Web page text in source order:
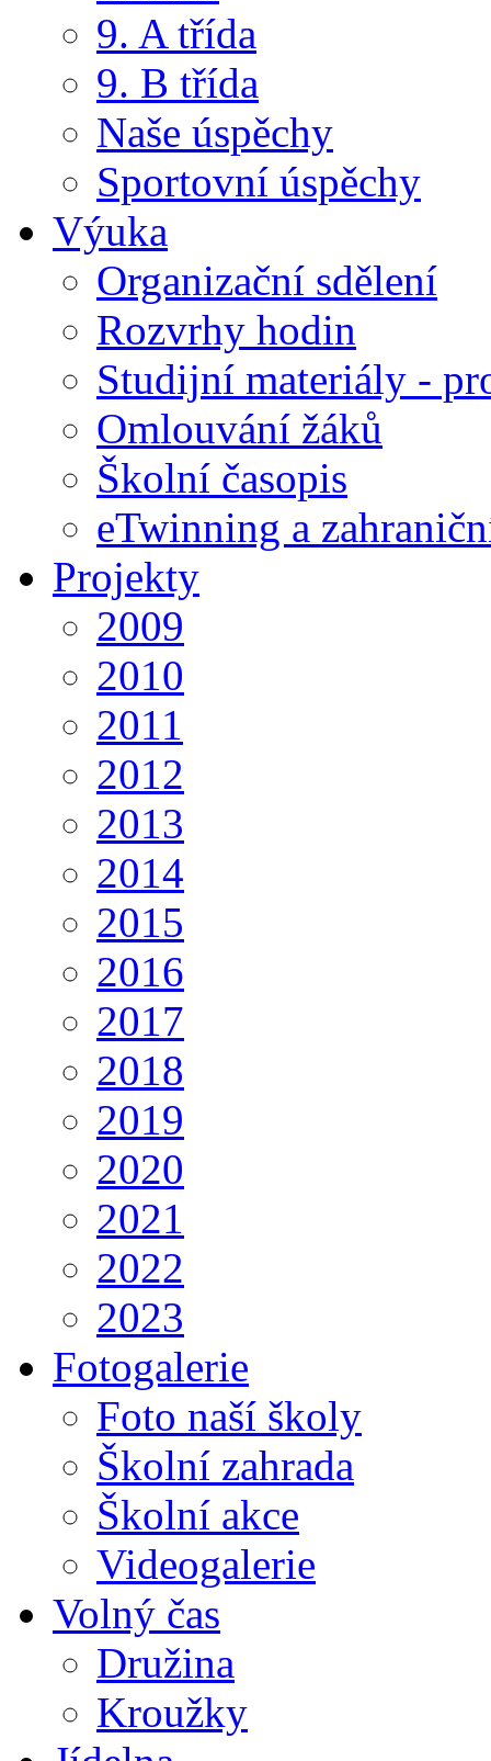
9. A třída
9. B třída
Naše úspěchy
Sportovní úspěchy
Výuka
Organizační sdělení
Rozvrhy hodin
Studijní materiály -
Omlouvání žáků
Školní časopis
eTwinning a
Projekty
2009
2010
2011
2012
2013
2014
2015
2016
2017
2018
2019
2020
2021
2022
2023
Fotogalerie
Foto naší školy
Školní zahrada
Školní akce
Videogalerie
Volný čas
Družina
Kroužky